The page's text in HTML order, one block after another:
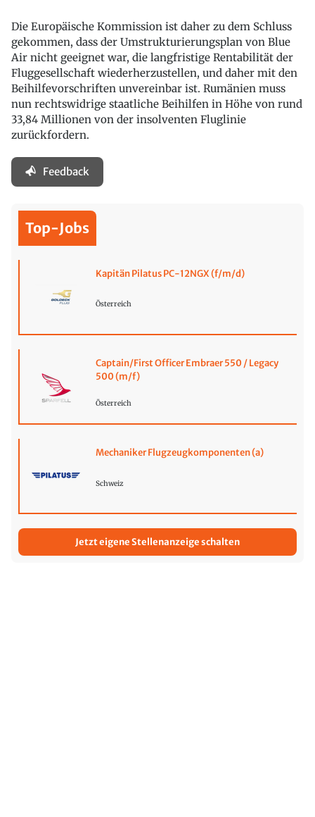
Die Europäische Kommission ist daher zu dem Schluss
gekommen, dass der Umstrukturierungsplan von Blue
Air nicht geeignet war, die langfristige Rentabilität der
Fluggesellschaft wiederherzustellen, und daher mit den
Beihilfevorschriften unvereinbar ist. Rumänien muss
nun rechtswidrige staatliche Beihilfen in Höhe von rund
33,84 Millionen von der insolventen Fluglinie
zurückfordern.
Feedback
Top-Jobs
Kapitän Pilatus PC-12NGX (f/m/d)
Österreich
Captain/First Officer Embraer 550 / Legacy
500 (m/f)
Österreich
Mechaniker Flugzeugkomponenten (a)
Schweiz
Jetzt eigene Stellenanzeige schalten